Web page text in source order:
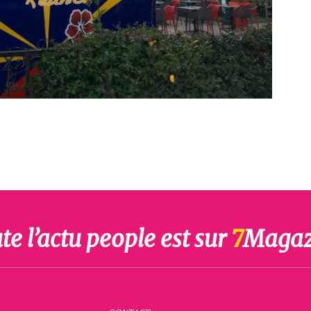
l’actu people est sur7